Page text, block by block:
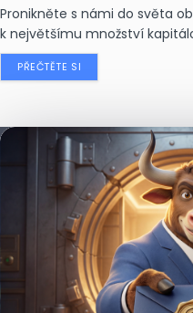
Pronikněte s námi do světa
k největšímu množství
PŘEČTĚTE SI
Nejčtenější